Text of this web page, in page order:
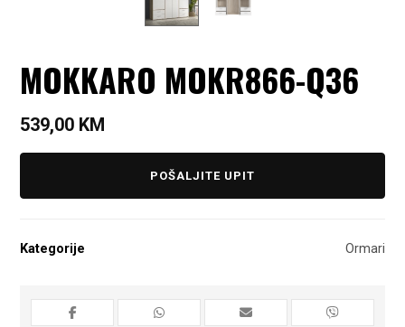
MOKKARO MOKR866-Q36
539,00 KM
POŠALJITE UPIT
Kategorije Ormari